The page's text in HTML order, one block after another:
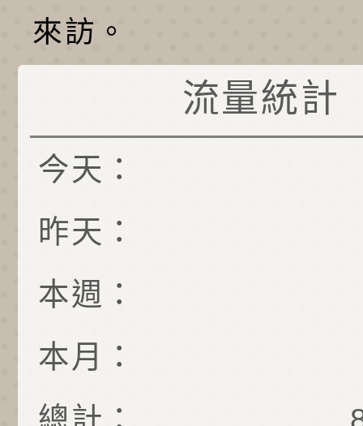
來訪。
流量統計
今天：
昨天：
本週：
本月：
總計：